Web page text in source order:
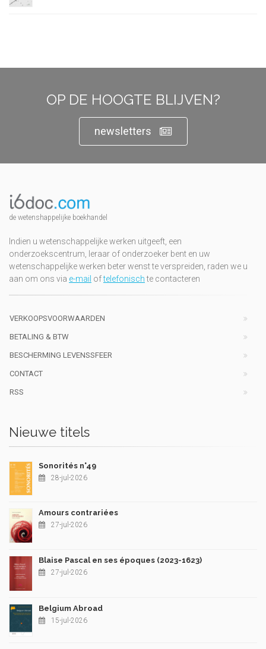
OP DE HOOGTE BLIJVEN?
newsletters
de wetenshappelijke boekhandel
Indien u wetenschappelijke werken uitgeeft, een
onderzoekscentrum, leraar of onderzoeker bent en uw
wetenschappelijke werken beter wenst te verspreiden, raden we u
aan om ons via e-mail oftelefonischte contacteren
VERKOOPSVOORWAARDEN
BETALING & BTW
BESCHERMING LEVENSSFEER
CONTACT
RSS
Nieuwe titels
Sonorités n°49
28-jul-2026
Amours contrariées
27-jul-2026
Blaise Pascal en ses époques (2023-1623)
27-jul-2026
Belgium Abroad
15-jul-2026